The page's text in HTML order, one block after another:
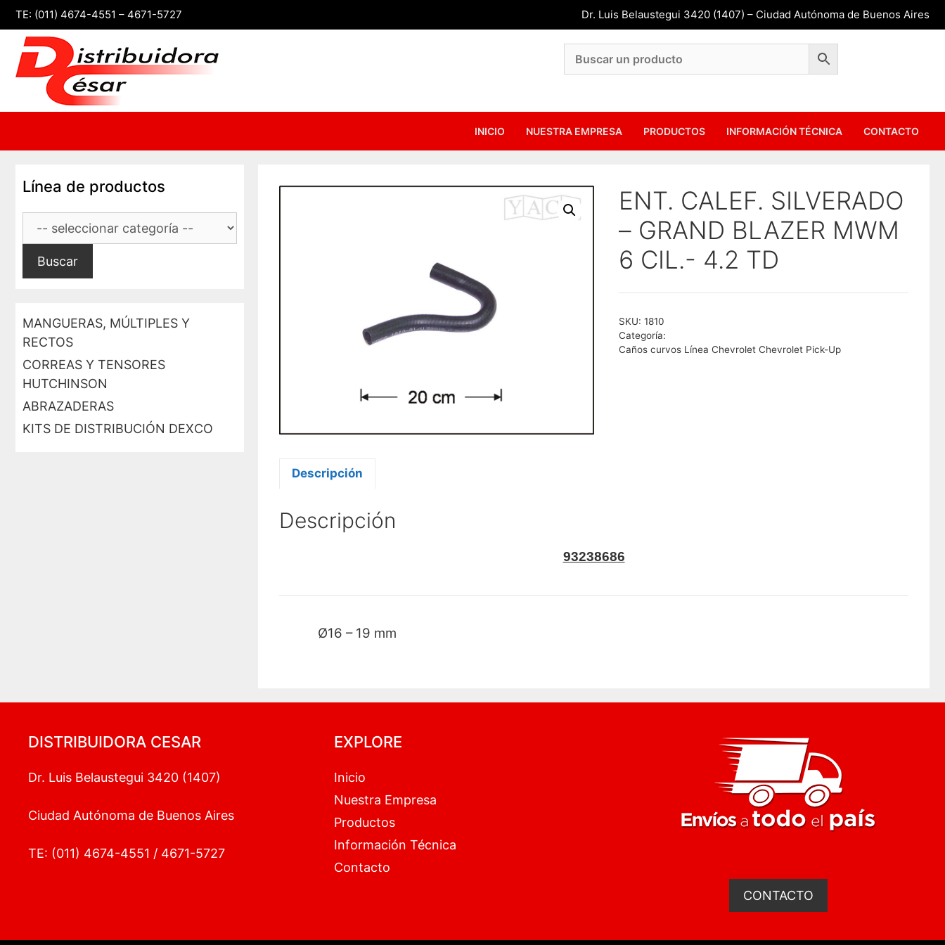
Saltar
contenido
Dr. Luis Belaustegui 3420 (1407) – Ciudad Autónoma de Buenos Aires
TE: (011) 4674-4551 – 4671-5727
INICIO NUESTRA EMPRESA PRODUCTOS INFORMACIÓN TÉCNICA CONTACTO
ENT. CALEF. SILVERADO
– GRAND BLAZER MWM
6 CIL.- 4.2 TD
SKU:1810
Categoría:
Caños curvos Línea Chevrolet Chevrolet Pick-Up
Descripción
Descripción
93238686
Ø16 – 19 mm
Línea de productos
Buscar
MANGUERAS, MÚLTIPLES Y
RECTOS
CORREAS Y TENSORES
HUTCHINSON
ABRAZADERAS
KITS DE DISTRIBUCIÓN DEXCO
DISTRIBUIDORA CESAR
Dr. Luis Belaustegui 3420 (1407)
Ciudad Autónoma de Buenos Aires
TE: (011) 4674-4551 / 4671-5727
EXPLORE
Inicio
Nuestra Empresa
Productos
Información Técnica
Contacto
CONTACTO